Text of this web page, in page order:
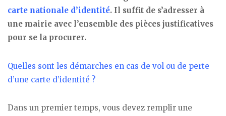
carte nationale d’identité. Il suffit de s’adresser à
une mairie avec l’ensemble des pièces justificatives
pour se la procurer.
Quelles sont les démarches en cas de vol ou de perte
d’une carte d’identité ?
Dans un premier temps, vous devez remplir une